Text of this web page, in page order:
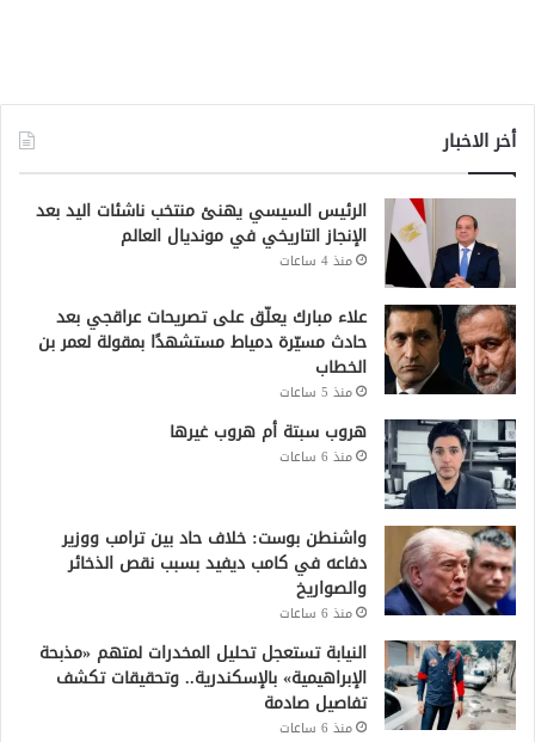
أخر الاخبار
الرئيس السيسي يهنئ منتخب ناشئات اليد بعد
الإنجاز التاريخي في مونديال العالم
منذ 4 ساعات
علاء مبارك يعلّق على تصريحات عراقجي بعد
حادث مسيّرة دمياط مستشهدًا بمقولة لعمر بن
الخطاب
منذ 5 ساعات
هروب سبتة أم هروب غيرها
منذ 6 ساعات
واشنطن بوست: خلاف حاد بين ترامب ووزير
دفاعه في كامب ديفيد بسبب نقص الذخائر
والصواريخ
منذ 6 ساعات
النيابة تستعجل تحليل المخدرات لمتهم «مذبحة
الإبراهيمية» بالإسكندرية.. وتحقيقات تكشف
تفاصيل صادمة
منذ 6 ساعات